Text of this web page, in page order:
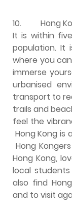
10. Hong
It is within
population. It
where you
immerse
urbanised
transport to
trails and
feel the
Hong Kong is
Hong
Hong Kong,
local
also find
and to visit